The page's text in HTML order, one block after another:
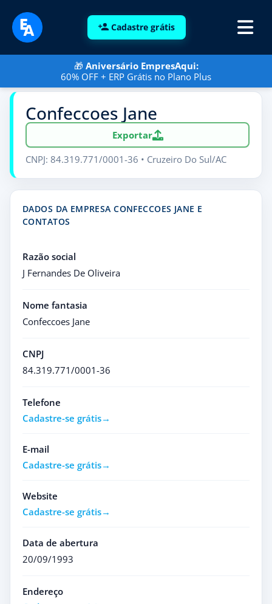
Cadastre grátis
🎁 Aniversário EmpresAqui:
60% OFF + ERP Grátis no Plano Plus
Confeccoes Jane
Exportar
CNPJ: 84.319.771/0001-36 • Cruzeiro Do Sul/AC
DADOS DA EMPRESA CONFECCOES JANE E
CONTATOS
Razão social
J Fernandes De Oliveira
Nome fantasia
Confeccoes Jane
CNPJ
84.319.771/0001-36
Telefone
Cadastre-se grátis
E-mail
Cadastre-se grátis
Website
Cadastre-se grátis
Data de abertura
20/09/1993
Endereço